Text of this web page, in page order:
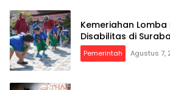
Kemeriahan Lomba
Disabilitas di
Pemerintah Agustus 7,